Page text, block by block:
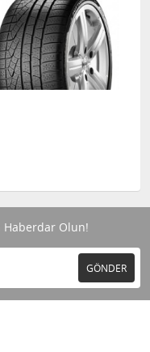
Olun!
GÖNDER